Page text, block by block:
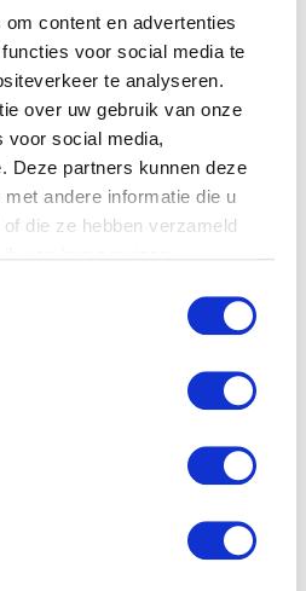
content en advertenties
voor social media te
te analyseren.
over uw gebruik van onze
voor social media,
Deze partners kunnen deze
andere informatie die u
die ze hebben verzameld
& KRAAMCADEAU